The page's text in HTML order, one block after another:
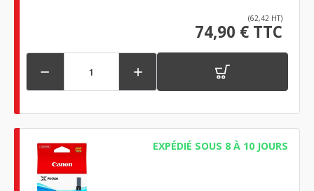
(62,42 HT)
74,90 € TTC
 
EXPÉDIÉ SOUS 8 À 10 JOURS